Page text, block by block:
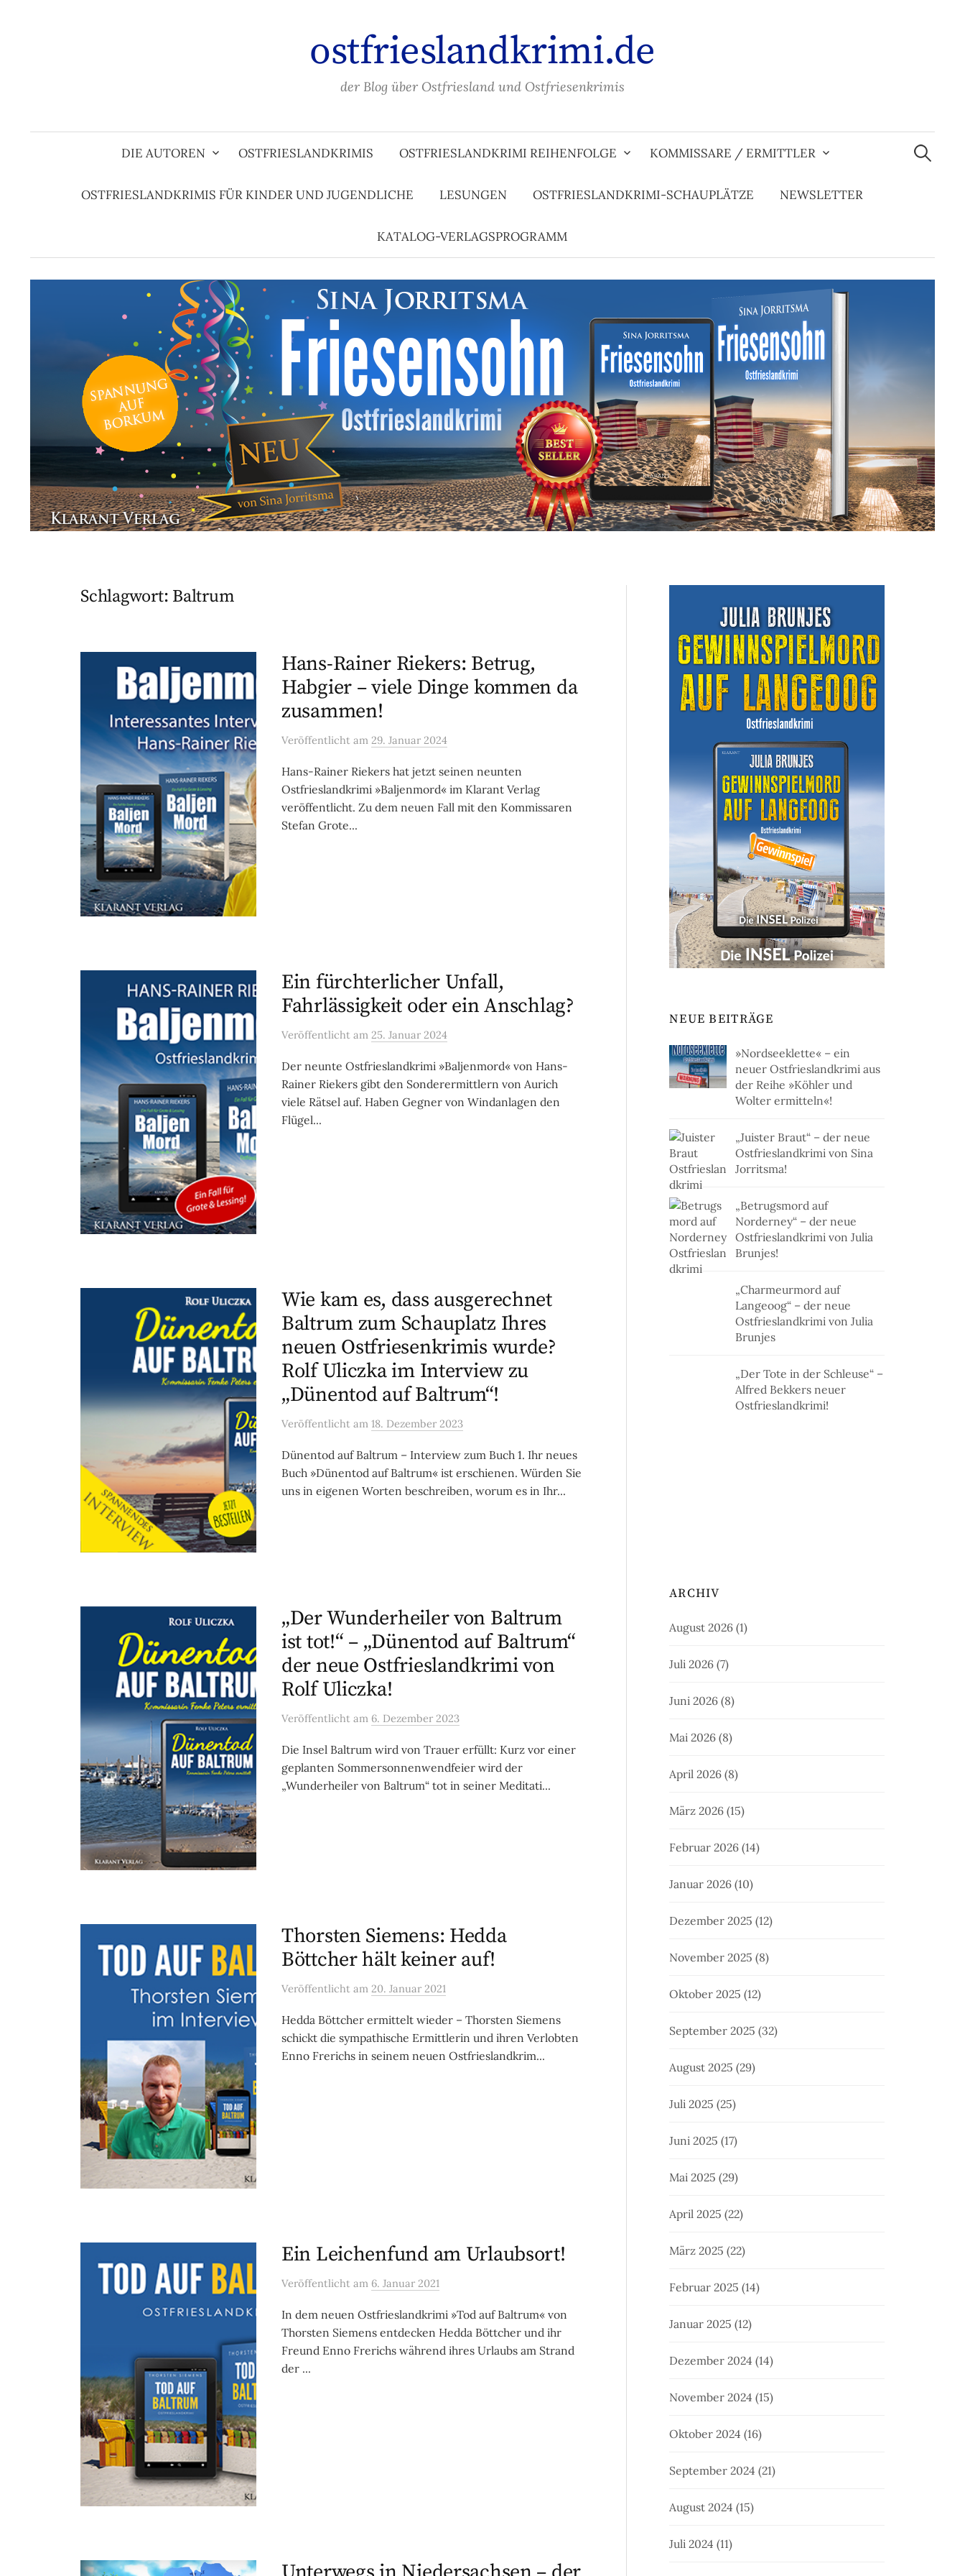
ostfrieslandkrimi.de
der Blog über Ostfriesland und Ostfriesenkrimis
DIE AUTOREN OSTFRIESLANDKRIMIS OSTFRIESLANDKRIMI REIHENFOLGE KOMMISSARE / ERMITTLER
OSTFRIESLANDKRIMIS FÜR KINDER UND JUGENDLICHE LESUNGEN OSTFRIESLANDKRIMI-SCHAUPLÄTZE NEWSLETTER
KATALOG-VERLAGSPROGRAMM
Suchen
nach:
Schlagwort: Baltrum
Hans-Rainer Riekers: Betrug,
Habgier – viele Dinge kommen da
zusammen!
Veröffentlicht am 29. Januar 2024
Hans-Rainer Riekers hat jetzt seinen neunten
Ostfrieslandkrimi »Baljenmord« im Klarant Verlag
veröffentlicht. Zu dem neuen Fall mit den Kommissaren
Stefan Grote...
Ein fürchterlicher Unfall,
Fahrlässigkeit oder ein Anschlag?
Veröffentlicht am 25. Januar 2024
Der neunte Ostfrieslandkrimi »Baljenmord« von Hans-
Rainer Riekers gibt den Sonderermittlern von Aurich
viele Rätsel auf. Haben Gegner von Windanlagen den
Flügel...
Wie kam es, dass ausgerechnet
Baltrum zum Schauplatz Ihres
neuen Ostfriesenkrimis wurde?
Rolf Uliczka im Interview zu
„Dünentod auf Baltrum“!
Veröffentlicht am 18. Dezember 2023
Dünentod auf Baltrum – Interview zum Buch 1. Ihr neues
Buch »Dünentod auf Baltrum« ist erschienen. Würden Sie
uns in eigenen Worten beschreiben, worum es in Ihr...
„Der Wunderheiler von Baltrum
ist tot!“ – „Dünentod auf Baltrum“
der neue Ostfrieslandkrimi von
Rolf Uliczka!
Veröffentlicht am 6. Dezember 2023
Die Insel Baltrum wird von Trauer erfüllt: Kurz vor einer
geplanten Sommersonnenwendfeier wird der
„Wunderheiler von Baltrum“ tot in seiner Meditati...
Thorsten Siemens: Hedda
Böttcher hält keiner auf!
Veröffentlicht am 20. Januar 2021
Hedda Böttcher ermittelt wieder – Thorsten Siemens
schickt die sympathische Ermittlerin und ihren Verlobten
Enno Frerichs in seinem neuen Ostfrieslandkrim...
Ein Leichenfund am Urlaubsort!
Veröffentlicht am 6. Januar 2021
In dem neuen Ostfrieslandkrimi »Tod auf Baltrum« von
Thorsten Siemens entdecken Hedda Böttcher und ihr
Freund Enno Frerichs während ihres Urlaubs am Strand
der ...
NEUE BEITRÄGE
»Nordseeklette« – ein
neuer Ostfrieslandkrimi aus
der Reihe »Köhler und
Wolter ermitteln«!
„Juister Braut“ – der neue
Ostfrieslandkrimi von Sina
Jorritsma!
„Betrugsmord auf
Norderney“ – der neue
Ostfrieslandkrimi von Julia
Brunjes!
„Charmeurmord auf
Langeoog“ – der neue
Ostfrieslandkrimi von Julia
Brunjes
„Der Tote in der Schleuse“ –
Alfred Bekkers neuer
Ostfrieslandkrimi!
ARCHIV
August 2026 (1)
Juli 2026 (7)
Juni 2026 (8)
Mai 2026 (8)
April 2026 (8)
März 2026 (15)
Februar 2026 (14)
Januar 2026 (10)
Dezember 2025 (12)
November 2025 (8)
Oktober 2025 (12)
September 2025 (32)
August 2025 (29)
Juli 2025 (25)
Juni 2025 (17)
Mai 2025 (29)
April 2025 (22)
März 2025 (22)
Februar 2025 (14)
Januar 2025 (12)
Dezember 2024 (14)
November 2024 (15)
Oktober 2024 (16)
September 2024 (21)
August 2024 (15)
Juli 2024 (11)